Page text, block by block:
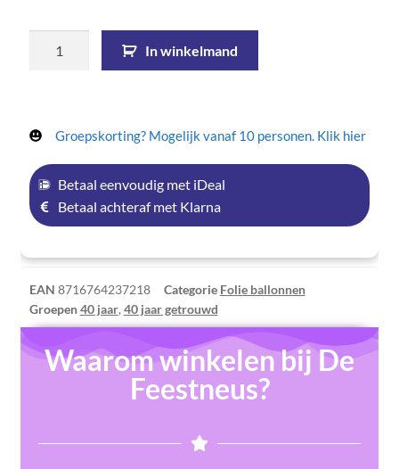
In winkelmand
Groepskorting? Mogelijk vanaf 10 personen. Klik hier
Betaal eenvoudig met iDeal
Betaal achteraf met Klarna
EAN 8716764237218 Categorie Folie ballonnen
Groepen40 jaar,40 jaar getrouwd
Waarom winkelen bij De
Feestneus?